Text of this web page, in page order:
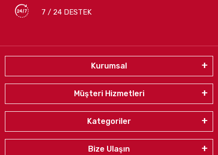
7 / 24 DESTEK
Kurumsal
Müşteri Hizmetleri
Kategoriler
Bize Ulaşın